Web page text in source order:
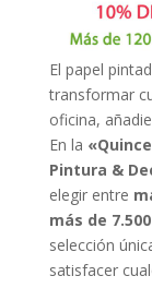
El papel
transformar
oficina,
En la
Pintura &
elegir entre
más de
selección
satisfacer